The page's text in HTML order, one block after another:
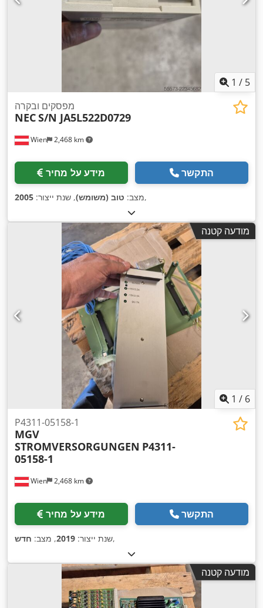
1 / 5
Wien 2,468 km
מפסקים ובקרה
NECS/N JA5L522D0729
מידע על מחיר התקשר
מצב: טוב (משומש), שנת ייצור: 2005 ,
מודעה קטנה
1 / 6
Wien 2,468 km
P4311-05158-1
MGV
STROMVERSORGUNGEN P4311-
05158-1
מידע על מחיר התקשר
שנת ייצור: 2019, מצב: חדש ,
מודעה קטנה